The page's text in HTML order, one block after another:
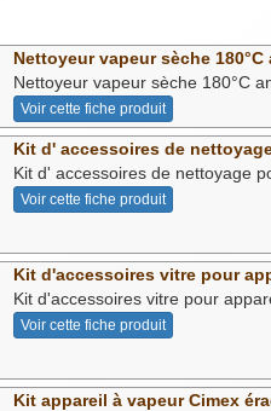
Nettoyeur vapeur sèche
Nettoyeur vapeur sèche 180°C
Voir cette fiche produit
Kit d' accessoires de
Kit d' accessoires de nettoyage
Voir cette fiche produit
Kit d'accessoires vitre pour
Kit d'accessoires vitre pour
Voir cette fiche produit
Kit appareil à vapeur Cimex